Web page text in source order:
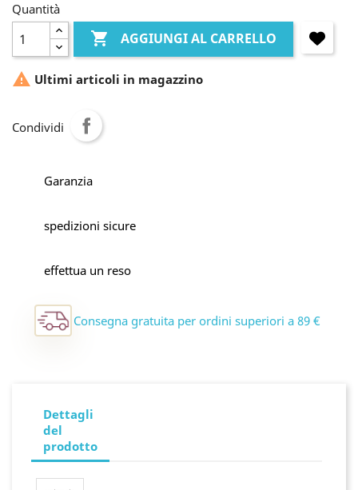
Quantità
 AGGIUNGI AL CARRELLO
 Ultimi articoli in magazzino
Condividi
Garanzia
spedizioni sicure
effettua un reso
Consegna gratuita per ordini superiori a 89 €
Dettagli
del
prodotto